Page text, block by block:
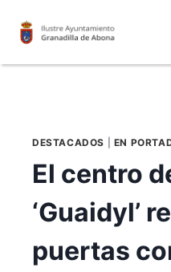
DESTACADOS EN
El centro
‘Guaidyl’
puertas